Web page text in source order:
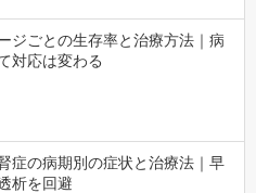
ジごとの生存率と治療方法｜病
対応は変わる
症の病期別の症状と治療法｜早
析を回避